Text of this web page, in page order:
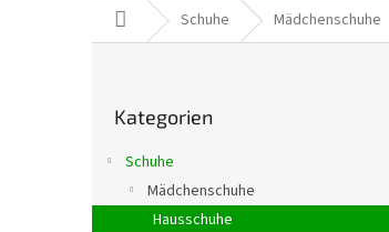
StartseiteSchuhe Mädchenschuhe
l
überspringen
Kategorien
Schuhe
Mädchenschuhe
Hausschuhe